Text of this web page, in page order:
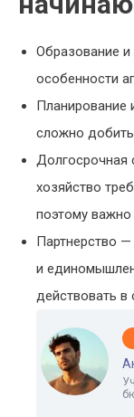
Образование
особенности
Планирование
сложно
Долгосрочная
хозяйство
поэтому
Партнерство
и
действовать в